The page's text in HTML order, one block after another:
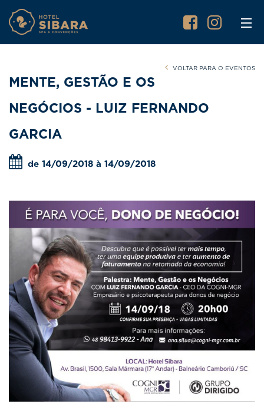
VOLTAR PARA O EVENTOS
MENTE, GESTÃO E OS
NEGÓCIOS - LUIZ FERNANDO
GARCIA
de 14/09/2018 à 14/09/2018